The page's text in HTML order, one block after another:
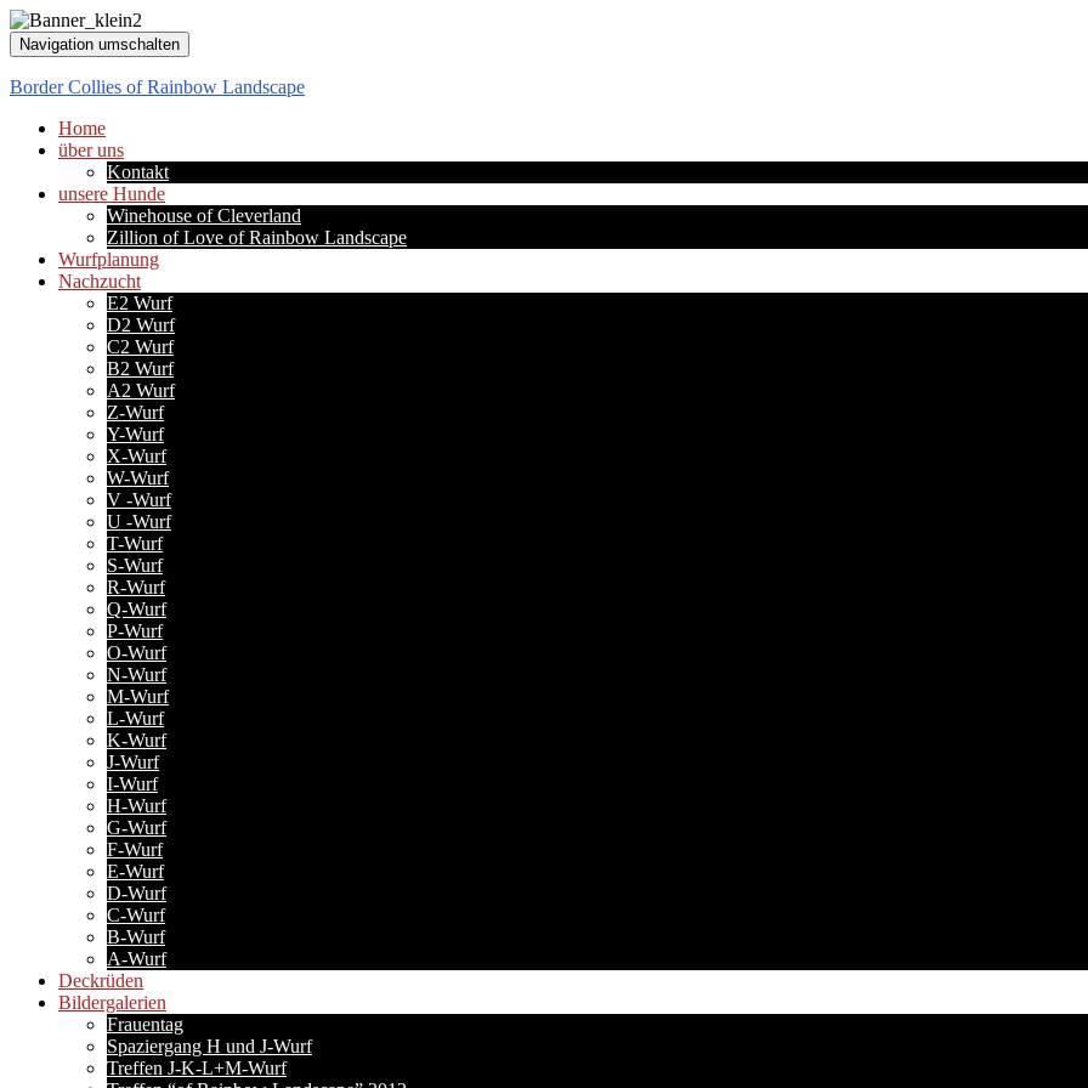
Navigation umschalten
Border Collies of Rainbow Landscape
Home
über uns
Kontakt
unsere Hunde
Winehouse of Cleverland
Zillion of Love of Rainbow Landscape
Wurfplanung
Nachzucht
E2 Wurf
D2 Wurf
C2 Wurf
B2 Wurf
A2 Wurf
Z-Wurf
Y-Wurf
X-Wurf
W-Wurf
V -Wurf
U -Wurf
T-Wurf
S-Wurf
R-Wurf
Q-Wurf
P-Wurf
O-Wurf
N-Wurf
M-Wurf
L-Wurf
K-Wurf
J-Wurf
I-Wurf
H-Wurf
G-Wurf
F-Wurf
E-Wurf
D-Wurf
C-Wurf
B-Wurf
A-Wurf
Deckrüden
Bildergalerien
Frauentag
Spaziergang H und J-Wurf
Treffen J-K-L+M-Wurf